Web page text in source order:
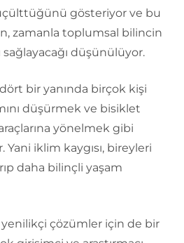
gösteriyor ve bu
zamanla toplumsal bilincin
düşünülüyor.
bir yanında birçok kişi
düşürmek ve bisiklet
yönelmek gibi
Yani iklim kaygısı, bireyleri
daha bilinçli yaşam
yenilikçi çözümler için de bir